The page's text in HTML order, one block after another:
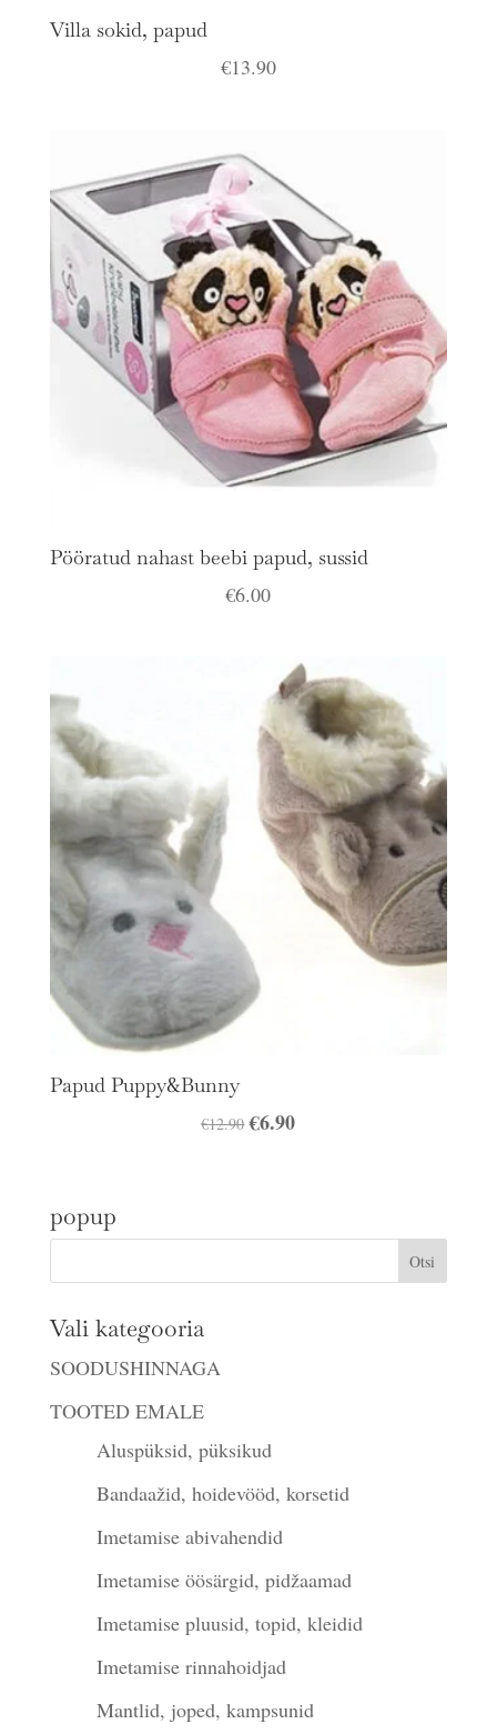
Villa sokid, papud
€13.90
Pööratud nahast beebi papud, sussid
€6.00
Papud Puppy&Bunny
€12.90 Algne
€6.90Praegune
popup
Vali kategooria
SOODUSHINNAGA
TOOTED EMALE
Aluspüksid, püksikud
Bandaažid, hoidevööd, korsetid
Imetamise abivahendid
Imetamise öösärgid, pidžaamad
Imetamise pluusid, topid, kleidid
Imetamise rinnahoidjad
Mantlid, joped, kampsunid